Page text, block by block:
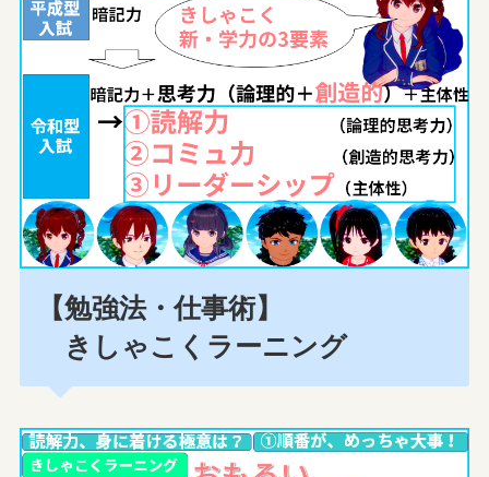
【勉強法・仕事術】
きしゃこくラーニング